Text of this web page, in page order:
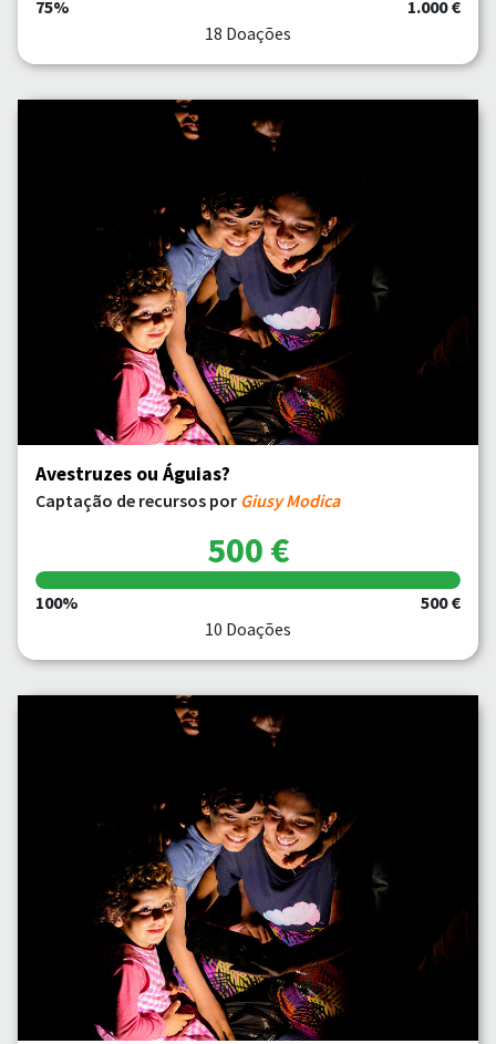
75%
1.000 €
18 Doações
Avestruzes ou Águias?
Captação de recursos por Giusy Modica
500 €
100%
500 €
10 Doações